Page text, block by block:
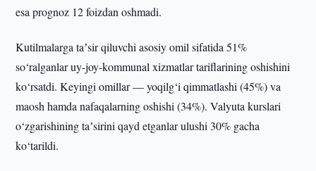
esa prognoz 12 foizdan oshmadi.
Kutilmalarga taʼsir qiluvchi asosiy omil sifatida 51%
so‘ralganlar uy-joy-kommunal xizmatlar tariflarining oshishini
ko‘rsatdi. Keyingi omillar — yoqilg‘i qimmatlashi (45%) va
maosh hamda nafaqalarning oshishi (34%). Valyuta kurslari
o‘zgarishining taʼsirini qayd etganlar ulushi 30% gacha
ko‘tarildi.